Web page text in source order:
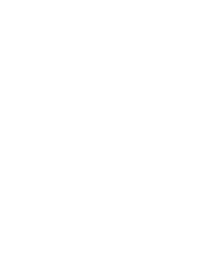
Sie gehören mit etwa 200 verschiedenen Arten